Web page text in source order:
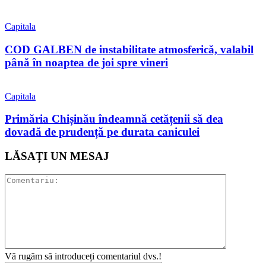
Capitala
COD GALBEN de instabilitate atmosferică, valabil
până în noaptea de joi spre vineri
Capitala
Primăria Chișinău îndeamnă cetățenii să dea
dovadă de prudență pe durata caniculei
LĂSAȚI UN MESAJ
Vă rugăm să introduceți comentariul dvs.!